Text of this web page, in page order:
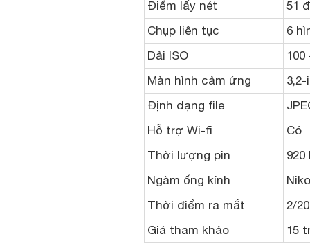
Điểm lấy nét
51
Chụp liên tục
6
Dải ISO
100
Màn hình cảm ứng
Định dạng file
Hỗ trợ Wi-fi
Có
Thời lượng pin
920
Ngàm ống kính
Thời điểm ra mắt
2/
Giá tham khảo
15